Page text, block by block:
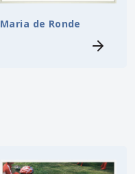
Maria de Ronde